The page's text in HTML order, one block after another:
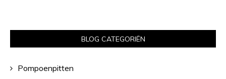
BLOG CATEGORIËN
Pompoenpitten